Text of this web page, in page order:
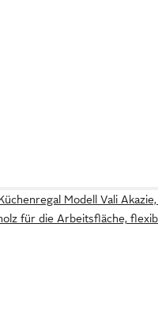
Modell Vali
für die Arbeitsfläche,